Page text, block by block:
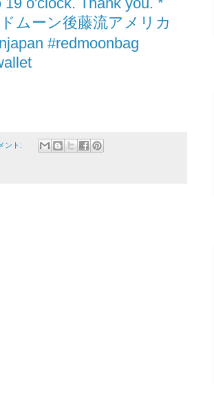
ムーン後藤流アメリカ
#redmoonbag
ント: